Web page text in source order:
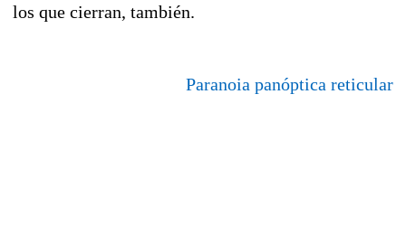
los que cierran, también.
Paranoia panóptica reticular